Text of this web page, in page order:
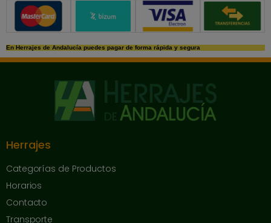
Métodos de pago seguros
En Herrajes de Andalucía puedes pagar de forma rápida y segura
Herrajes
Categorías de Productos
Horarios
Contacto
Transporte